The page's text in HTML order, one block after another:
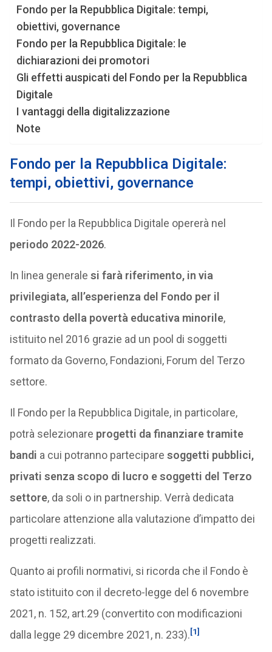
Fondo per la Repubblica Digitale: tempi,
obiettivi, governance
Fondo per la Repubblica Digitale: le
dichiarazioni dei promotori
Gli effetti auspicati del Fondo per la Repubblica
Digitale
I vantaggi della digitalizzazione
Note
Fondo per la Repubblica Digitale:
tempi, obiettivi, governance
Il Fondo per la Repubblica Digitale opererà nel
periodo 2022-2026.
In linea generale si farà riferimento, in via
privilegiata, all’esperienza del Fondo per il
contrasto della povertà educativa minorile,
istituito nel 2016 grazie ad un pool di soggetti
formato da Governo, Fondazioni, Forum del Terzo
settore.
Il Fondo per la Repubblica Digitale, in particolare,
potrà selezionare progetti da finanziaretramite
bandi a cui potranno partecipare soggetti pubblici,
privati senza scopo di lucro e soggetti del Terzo
settore, da soli o in partnership. Verrà dedicata
particolare attenzione alla valutazione d’impatto dei
progetti realizzati.
Quanto ai profili normativi, si ricorda che il Fondo è
stato istituito con il decreto-legge del 6 novembre
2021, n. 152, art.29 (convertito con modificazioni
dalla legge 29 dicembre 2021, n. 233).[1]